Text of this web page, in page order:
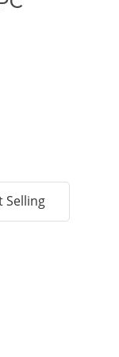
Selling